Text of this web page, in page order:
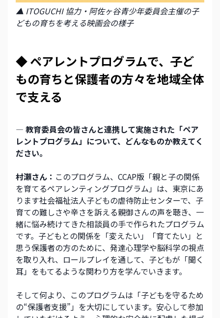
▲ ITOGUCHI 協力・阿佐ヶ谷青少年委員会主催の子
どもの育ちを考える映画会の様子
◆ ペアレントプログラムで、 子ど
もの育ちと保護者の方々を地域全体
で支える
― 教育委員会の皆さんと連携して実施された「ペア
レントプログラム」について、どんなものか教えてく
ださい。
村瀬さん： このプログラム、CCAP版「親と子の関係
を育てるペアレンティングプログラム」は、東京にあ
ります社会福祉法人子どもの虐待防止センターで、子
育ての難しさや辛さを訴える親御さんの声を聴き、一
緒に悩み続けてきた相談員の手で作られたプログラム
です。子どもとの関係を「変えたい」「育てたい」と
思う保護者の方のために、発達心理学や脳科学の視点
を取り入れ、ロールプレイを通して、子どもが「聞く
耳」をもてるような関わり方を学んでいきます。
そして何より、このプログラムは「子どもを守るため
の“保護者支援”」を大切にしています。安心して参加